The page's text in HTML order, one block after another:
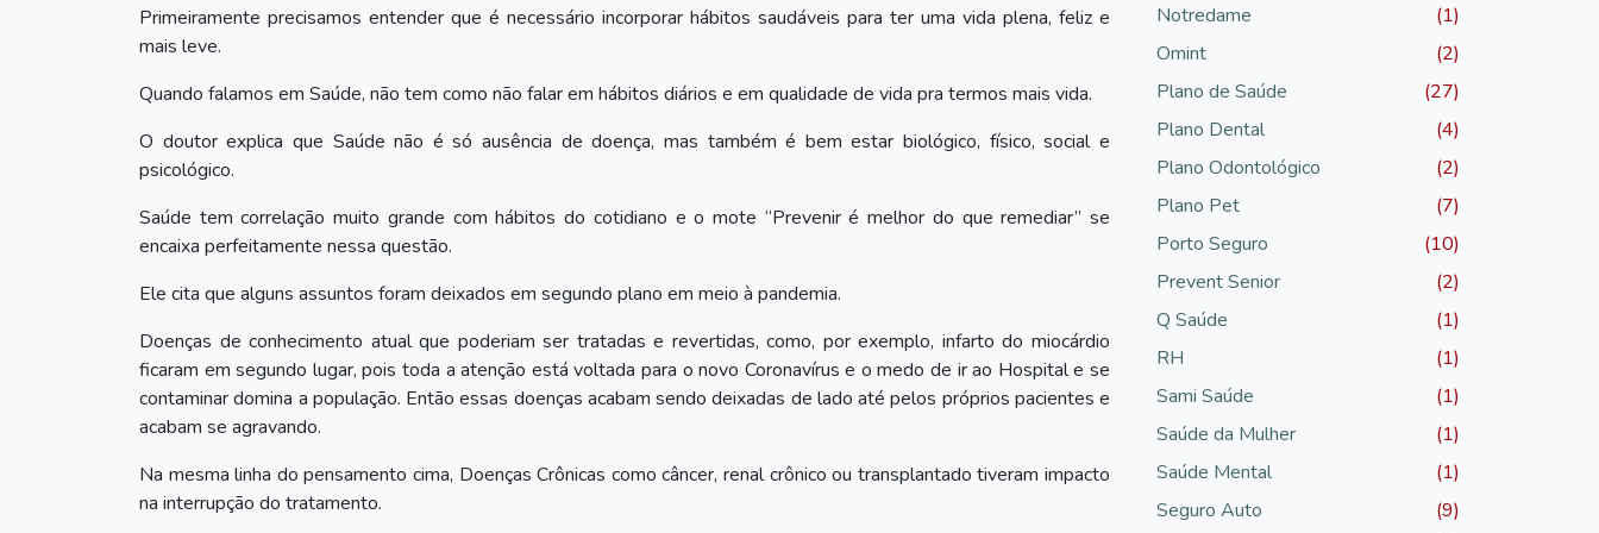
Primeiramente precisamos entender que é necessário incorporar hábitos saudáveis para ter uma vida plena, feliz e
mais leve.
Quando falamos em Saúde, não tem como não falar em hábitos diários e em qualidade de vida pra termos mais vida.
O doutor explica que Saúde não é só ausência de doença, mas também é bem estar biológico, físico, social e
psicológico.
Saúde tem correlação muito grande com hábitos do cotidiano e o mote “Prevenir é melhor do que remediar” se
encaixa perfeitamente nessa questão.
Ele cita que alguns assuntos foram deixados em segundo plano em meio à pandemia.
Doenças de conhecimento atual que poderiam ser tratadas e revertidas, como, por exemplo, infarto do miocárdio
ficaram em segundo lugar, pois toda a atenção está voltada para o novo Coronavírus e o medo de ir ao Hospital e se
contaminar domina a população. Então essas doenças acabam sendo deixadas de lado até pelos próprios pacientes e
acabam se agravando.
Na mesma linha do pensamento cima, Doenças Crônicas como câncer, renal crônico ou transplantado tiveram impacto
na interrupção do tratamento.
Notredame
(1)
Omint
(2)
Plano de Saúde
(27)
Plano Dental
(4)
Plano Odontológico
(2)
Plano Pet
(7)
Porto Seguro
(10)
Prevent Senior
(2)
Q Saúde
(1)
RH
(1)
Sami Saúde
(1)
Saúde da Mulher
(1)
Saúde Mental
(1)
Seguro Auto
(9)